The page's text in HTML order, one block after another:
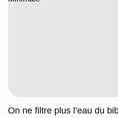
On ne filtre plus l’eau du